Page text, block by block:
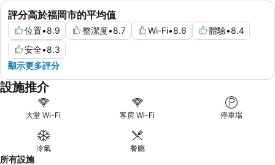
評分高於福岡市的平均值
位置•8.9 整潔度•8.7 Wi-Fi•8.6 體驗•8.4
安全•8.3
顯示更多評分
設施推介
大堂 Wi-Fi 客房 Wi-Fi 停車場
冷氣 餐廳
所有設施